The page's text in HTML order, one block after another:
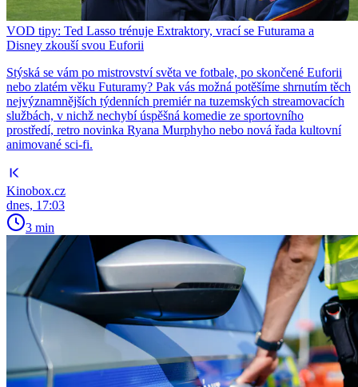
VOD tipy: Ted Lasso trénuje Extraktory, vrací se Futurama a
Disney zkouší svou Euforii
Stýská se vám po mistrovství světa ve fotbale, po skončené Euforii
nebo zlatém věku Futuramy? Pak vás možná potěšíme shrnutím těch
nejvýznamnějších týdenních premiér na tuzemských streamovacích
službách, v nichž nechybí úspěšná komedie ze sportovního
prostředí, retro novinka Ryana Murphyho nebo nová řada kultovní
animované sci-fi.
Kinobox.cz
dnes, 17:03
3 min